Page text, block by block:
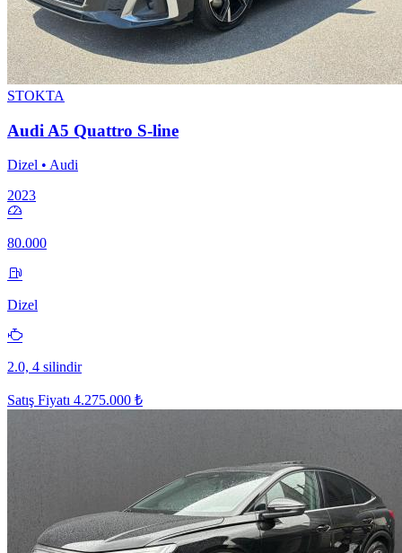
STOKTA
Audi A5 Quattro S-line
Dizel • Audi
2023
80.000
Dizel
2.0, 4 silindir
Satış Fiyatı 4.275.000 ₺